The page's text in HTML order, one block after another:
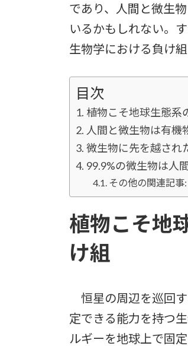
であり、人間と微生
いるかもしれない。
生物学における負け
目次
植物こそ地球生態系
人間と微生物は有機
微生物に先を越され
99.9%の微生物は人
その他の関連記事:
植物こそ地
け組
恒星の周辺を巡回
定できる能力を持つ
ルギーを地球上で固